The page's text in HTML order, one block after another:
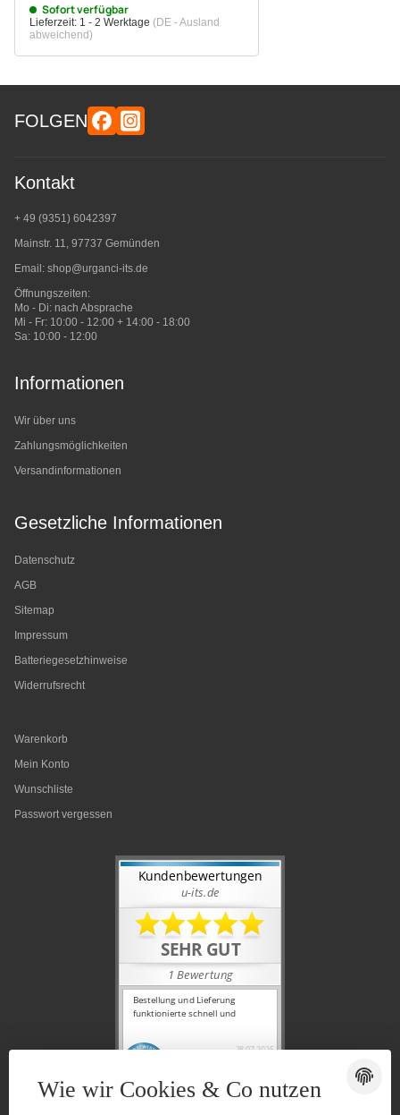
Sofort verfügbar
Lieferzeit: 1 - 2 Werktage (DE - Ausland
abweichend)
FOLGEN
Kontakt
+ 49 (9351) 6042397
Mainstr. 11, 97737 Gemünden
Email: shop@urganci-its.de
Öffnungszeiten:
Mo - Di: nach Absprache
Mi - Fr: 10:00 - 12:00 + 14:00 - 18:00
Sa: 10:00 - 12:00
Informationen
Wir über uns
Zahlungsmöglichkeiten
Versandinformationen
Gesetzliche Informationen
Datenschutz
AGB
Sitemap
Impressum
Batteriegesetzhinweise
Widerrufsrecht
Warenkorb
Mein Konto
Wunschliste
Passwort vergessen
Wie wir Cookies & Co nutzen